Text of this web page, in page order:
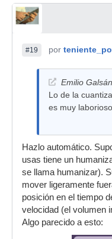
#19 por
Emilio
Lo de la
es muy laborioso
Hazlo automático.
usas tiene un
se llama humanizar).
mover ligeramente
posición en el tiempo
velocidad (el volumen
Algo parecido a esto: